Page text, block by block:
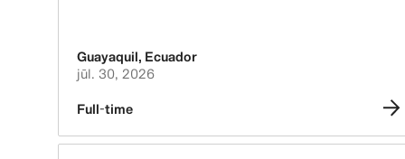
Guayaquil, Ecuador
jūl. 30, 2026
Full-time